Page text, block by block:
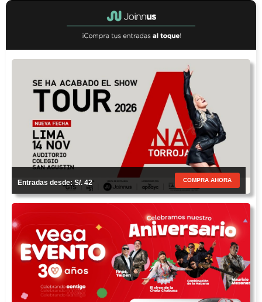
Entradas desde: S/. 42 COMPRA AHORA